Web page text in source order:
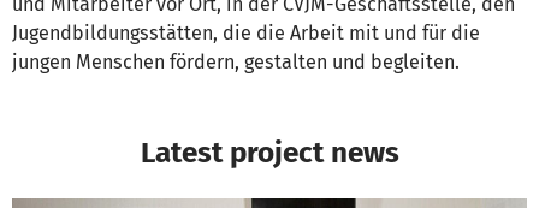
Jugendbildungsstätten, die die Arbeit mit und für die
jungen Menschen fördern, gestalten und begleiten.
Latest project news